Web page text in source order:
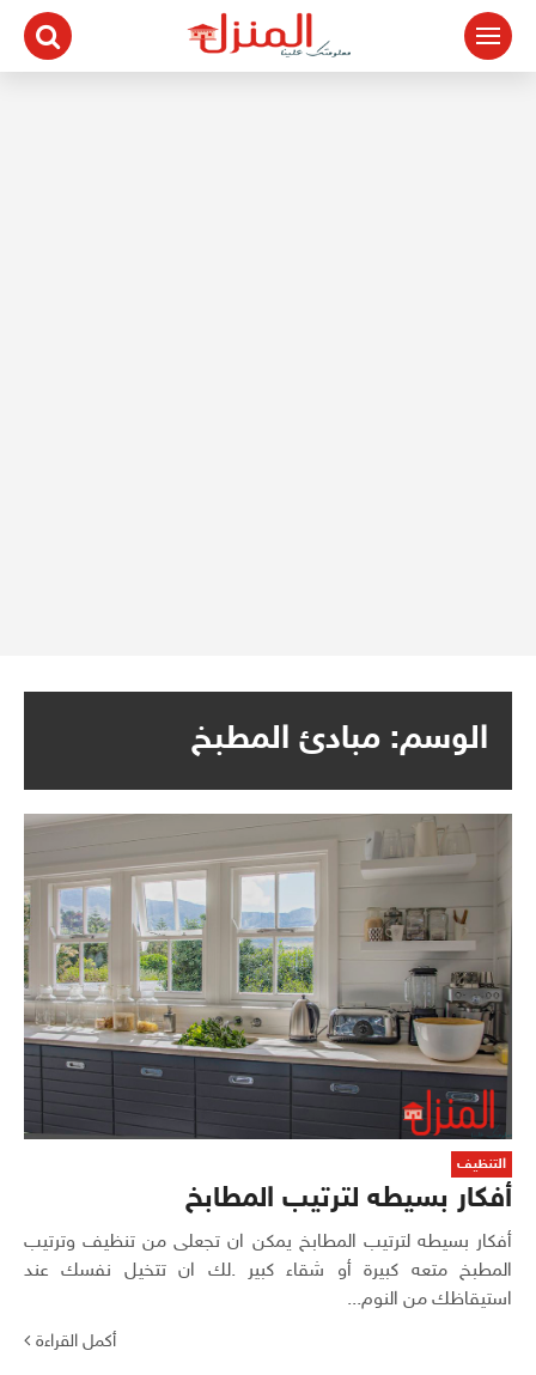
التجاوز
المحتوى
الوسم: مبادئ المطبخ
التنظيف
أفكار بسيطه لترتيب المطابخ
أفكار بسيطه لترتيب المطابخ يمكن ان تجعلى من تنظيف وترتيب
المطبخ متعه كبيرة أو شقاء كبير .لك ان تتخيل نفسك عند
استيقاظك من النوم...
أكمل القراءة